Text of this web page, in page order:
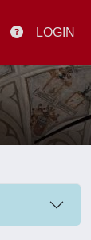
LOGIN